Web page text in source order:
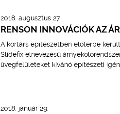
2018. augusztus 27.
RENSON INNOVÁCIÓK AZ
A kortárs építészetben előtérbe
Slidefix elnevezésű
üvegfelületeket kívánó építészeti
2018. január 29.